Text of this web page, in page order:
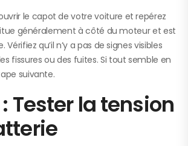
le capot de votre voiture et repérez
généralement à côté du moteur et est
Vérifiez qu’il n’y a pas de signes visibles
fissures ou des fuites. Si tout semble en
suivante.
Tester la tension